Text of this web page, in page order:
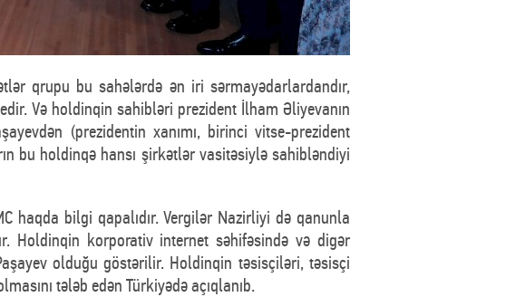
qrupu bu sahələrdə ən iri sərmayədarlardandır,
Və holdinqin sahibləri prezident İlham Əliyevanın
(prezidentin xanımı, birinci vitse-prezident
bu holdinqə hansı şirkətlər vasitəsiylə sahibləndiyi
haqda bilgi qapalıdır. Vergilər Nazirliyi də qanunla
Holdinqin korporativ internet səhifəsində və digər
olduğu göstərilir. Holdinqin təsisçiləri, təsisçi
tələb edən Türkiyədə açıqlanıb.